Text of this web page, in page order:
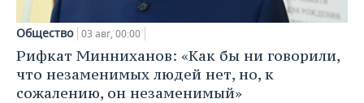
Общество 03 авг, 00:00
Рифкат Минниханов: «Как бы ни говорили,
что незаменимых людей нет, но, к
сожалению, он незаменимый»